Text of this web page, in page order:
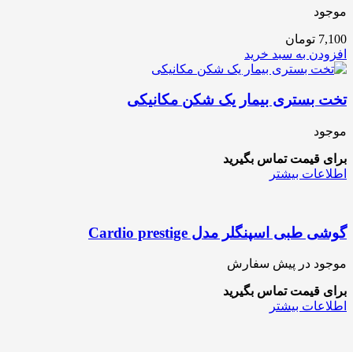
موجود
7,100 تومان
افزودن به سبد خرید
تخت بستری بیمار یک شکن مکانیکی
موجود
برای قیمت تماس بگیرید
اطلاعات بیشتر
گوشی طبی اسپنگلر مدل Cardio prestige
موجود در پیش سفارش
برای قیمت تماس بگیرید
اطلاعات بیشتر